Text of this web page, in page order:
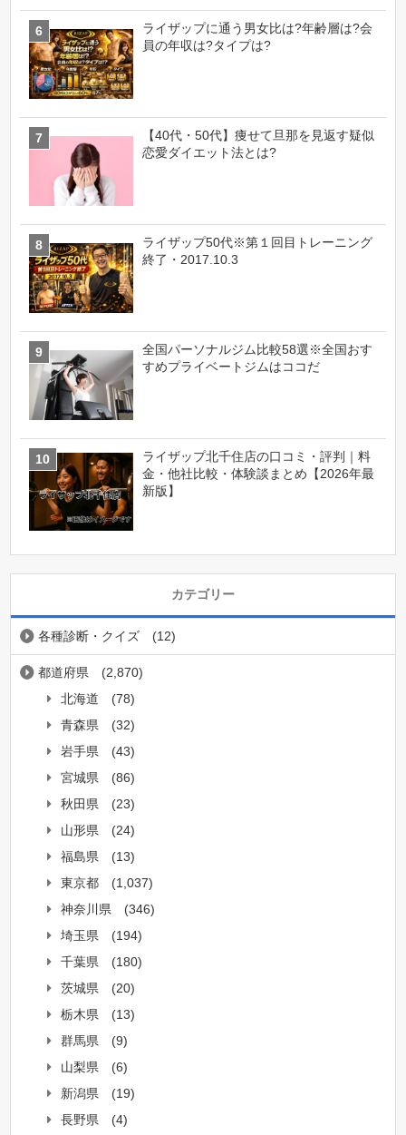
ライザップに通う男女比は?年齢層は?会
員の年収は?タイプは?
【40代・50代】痩せて旦那を見返す疑似
恋愛ダイエット法とは?
ライザップ50代※第１回目トレーニング
終了・2017.10.3
全国パーソナルジム比較58選※全国おす
すめプライベートジムはココだ
ライザップ北千住店の口コミ・評判｜料
金・他社比較・体験談まとめ【2026年最
新版】
カテゴリー
各種診断・クイズ (12)
都道府県
(2,870)
北海道
(78)
青森県
(32)
岩手県
(43)
宮城県
(86)
秋田県
(23)
山形県
(24)
福島県
(13)
東京都
(1,037)
神奈川県
(346)
埼玉県
(194)
千葉県
(180)
茨城県
(20)
栃木県
(13)
群馬県
(9)
山梨県
(6)
新潟県
(19)
長野県
(4)